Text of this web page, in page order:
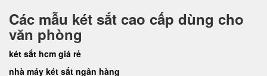
Các mẫu két sắt cao cấp dùng cho
văn phòng
két sắt hcm giá rẻ
nhà máy két sắt ngân hàng